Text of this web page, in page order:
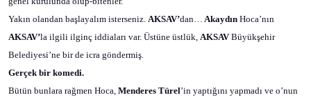
Yakın olandan başlayalım isterseniz. AKSAV’dan… Akaydın Hoca’nın
AKSAV’la ilgili ilginç iddiaları var. Üstüne üstlük, AKSAVBüyükşehir
Belediyesi’ne bir de icra göndermiş.
Gerçek bir komedi.
Bütün bunlara rağmen Hoca, Menderes Türel’in yaptığını yapmadı ve o’nun